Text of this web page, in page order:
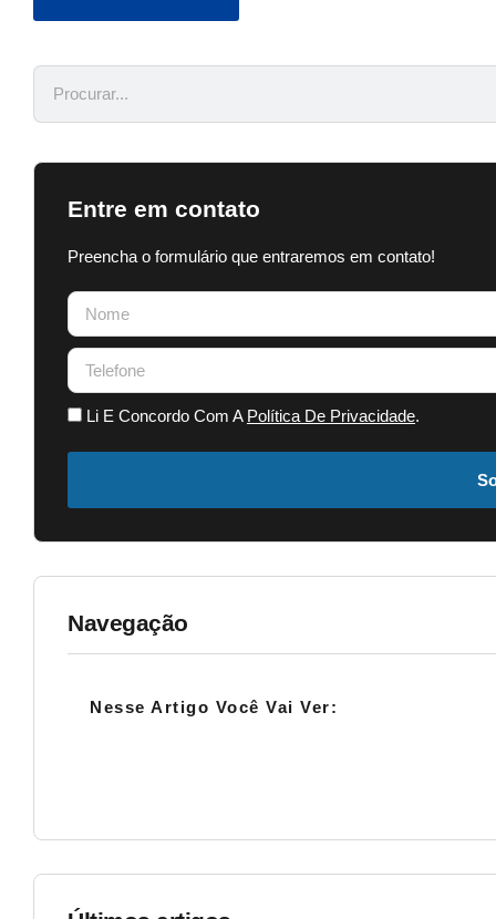
Entre em contato
Preencha o formulário que entraremos em contato!
Li E Concordo Com A Política De Privacidade.
Navegação
Nesse Artigo Você Vai Ver: